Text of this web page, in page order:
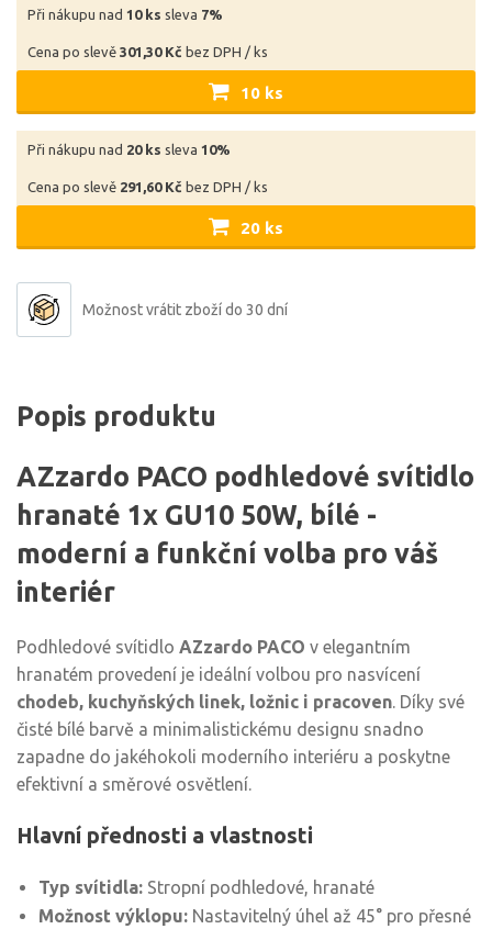
Při nákupu nad 10 ks sleva 7%
Cena po slevě 301,30 Kč bez DPH / ks
10 ks
Při nákupu nad 20 ks sleva 10%
Cena po slevě 291,60 Kč bez DPH / ks
20 ks
Možnost vrátit zboží do 30 dní
Popis produktu
AZzardo PACO podhledové svítidlo
hranaté 1x GU10 50W, bílé -
moderní a funkční volba pro váš
interiér
Podhledové svítidlo AZzardo PACO v elegantním
hranatém provedení je ideální volbou pro nasvícení
chodeb, kuchyňských linek, ložnic i pracoven. Díky své
čisté bílé barvě a minimalistickému designu snadno
zapadne do jakéhokoli moderního interiéru a poskytne
efektivní a směrové osvětlení.
Hlavní přednosti a vlastnosti
Typ svítidla: Stropní podhledové, hranaté
Možnost výklopu: Nastavitelný úhel až 45° pro přesné